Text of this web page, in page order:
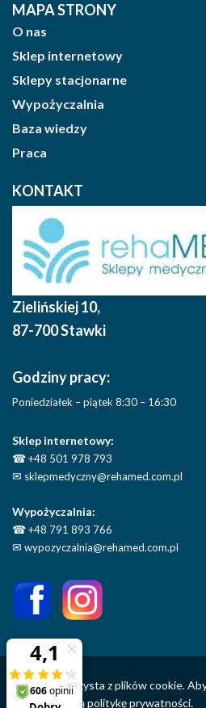
MAPA STRONY
O nas
Sklep internetowy
Sklepy stacjonarne
Wypożyczalnia
Baza wiedzy
Praca
KONTAKT
Zielińskiej 10,
87-700 Stawki
Godziny pracy:
Poniedziałek – piątek 8:30 – 16:30
Sklep internetowy:
☎+48 501 978 793
✉ sklepmedyczny@rehamed.com.pl
Wypożyczalnia:
☎+48 791 893 766
✉ wypozyczalnia@rehamed.com.pl
Ta strona korzysta z plików cookie.
sprawdź nasząpolitykę prywatności.